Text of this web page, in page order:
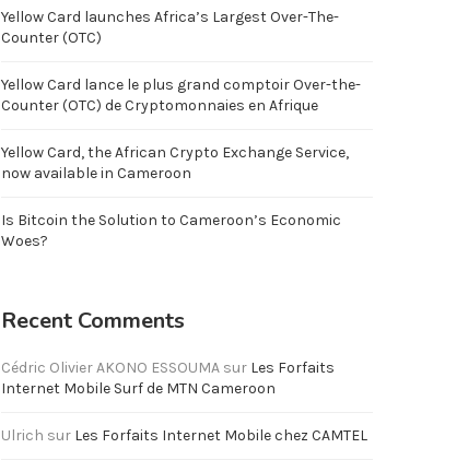
Yellow Card launches Africa’s Largest Over-The-
Counter (OTC)
Yellow Card lance le plus grand comptoir Over-the-
Counter (OTC) de Cryptomonnaies en Afrique
Yellow Card, the African Crypto Exchange Service,
now available in Cameroon
Is Bitcoin the Solution to Cameroon’s Economic
Woes?
Recent Comments
Cédric Olivier AKONO ESSOUMA sur Les Forfaits
Internet Mobile Surf de MTN Cameroon
Ulrich sur Les Forfaits Internet Mobile chez CAMTEL